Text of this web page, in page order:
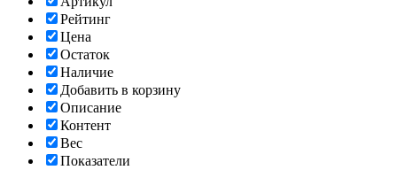
Рейтинг
Цена
Остаток
Наличие
Добавить в корзину
Описание
Контент
Вес
Показатели